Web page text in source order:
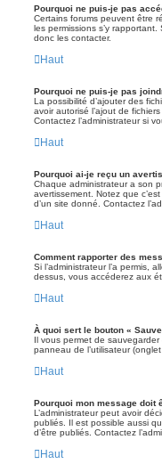
Pourquoi ne puis-je pas
Certains forums peuvent être
les permissions s’y
donc les contacter.
Haut
Pourquoi ne puis-je pas
La possibilité d’ajouter des
avoir autorisé l’ajout de
Contactez l’administrateur si
Haut
Pourquoi ai-je reçu un
Chaque administrateur a son
avertissement. Notez que
d’un site donné. Contactez
Haut
Comment rapporter des
Si l’administrateur l’a permis,
dessus, vous accéderez aux
Haut
À quoi sert le bouton «
Il vous permet de
panneau de l’utilisateur (onglet
Haut
Pourquoi mon message doit
L’administrateur peut avoir
publiés. Il est possible aussi
d’être publiés. Contactez
Haut